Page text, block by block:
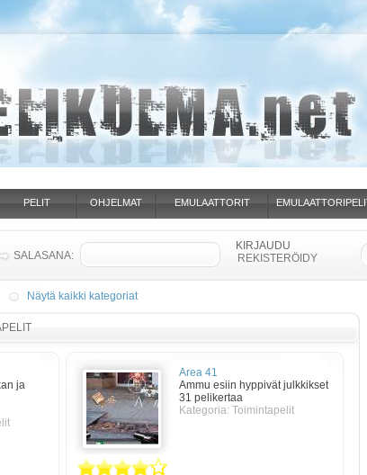
PELIT OHJELMAT EMULAATTORIT
Näytä kaikki kategoriat
ja
Area 41
Ammu esiin hyppivät julkkikset
31 pelikertaa
Kategoria: Toimintapelit
SALASANA: REKISTERÖIDY